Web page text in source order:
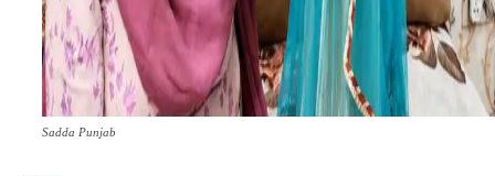
Sadda Punjab